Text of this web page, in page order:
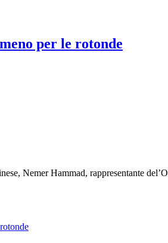
per le rotonde
Nemer Hammad, rappresentante